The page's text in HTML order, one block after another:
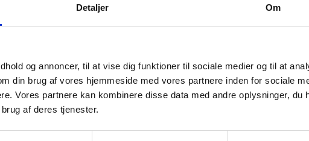
Detaljer Om
og annoncer, til at vise dig funktioner til sociale medier og til at
din brug af vores hjemmeside med vores partnere inden for sociale
Vores partnere kan kombinere disse data med andre oplysninger, du
af deres tjenester.